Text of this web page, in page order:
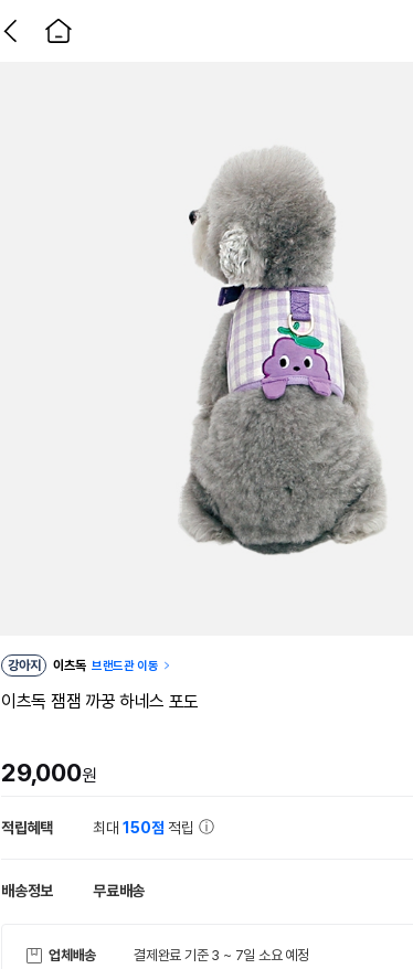
강아지 이츠독 브랜드관 이동
이츠독 잼잼 까꿍 하네스 포도
29,000원
적립혜택 최대150점 적립
배송정보 무료배송
업체배송 결제완료 기준 3 ~ 7일 소요 예정